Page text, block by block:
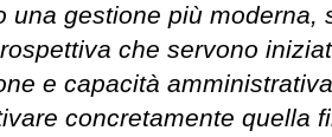
una gestione più moderna,
che servono
e capacità
concretamente quella